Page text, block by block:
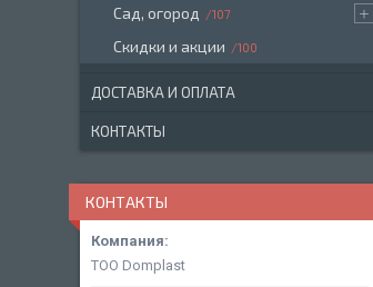
Сад, огород 107
Скидки и акции 100
ДОСТАВКА И ОПЛАТА
КОНТАКТЫ
КОНТАКТЫ
ТОО Domplast